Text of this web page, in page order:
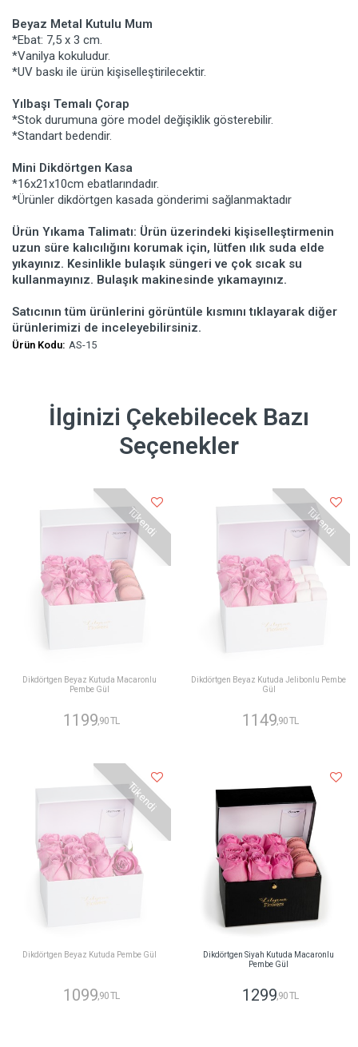
Beyaz Metal Kutulu Mum
*Ebat: 7,5 x 3 cm.
*Vanilya kokuludur.
*UV baskı ile ürün kişiselleştirilecektir.
Yılbaşı Temalı Çorap
*Stok durumuna göre model değişiklik gösterebilir.
*Standart bedendir.
Mini Dikdörtgen Kasa
*16x21x10cm ebatlarındadır.
*Ürünler dikdörtgen kasada gönderimi sağlanmaktadır
Ürün Yıkama Talimatı: Ürün üzerindeki kişiselleştirmenin
uzun süre kalıcılığını korumak için, lütfen ılık suda elde
yıkayınız. Kesinlikle bulaşık süngeri ve çok sıcak su
kullanmayınız. Bulaşık makinesinde yıkamayınız.
Satıcının tüm ürünlerini görüntüle kısmını tıklayarak diğer
ürünlerimizi de inceleyebilirsiniz.
Ürün Kodu: AS-15
İlginizi Çekebilecek Bazı
Seçenekler
Tükendi
Dikdörtgen Beyaz Kutuda Macaronlu
Pembe Gül
1199,90 TL
Tükendi
Dikdörtgen Beyaz Kutuda Jelibonlu Pembe
Gül
1149,90 TL
Tükendi
Dikdörtgen Beyaz Kutuda Pembe Gül
1099,90 TL
Dikdörtgen Siyah Kutuda Macaronlu
Pembe Gül
1299,90 TL